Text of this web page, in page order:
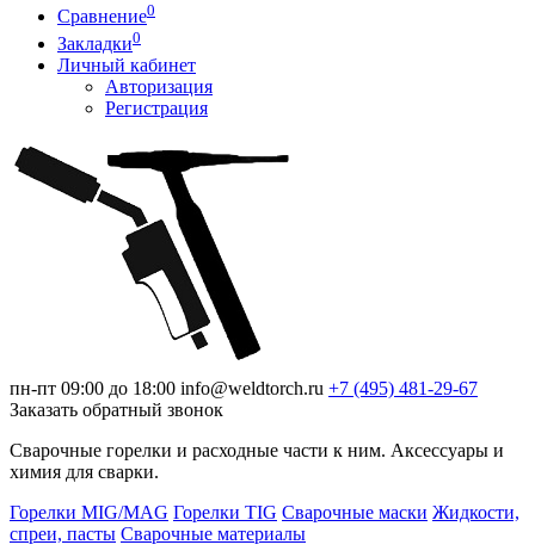
Сравнение0
Закладки0
Личный кабинет
Авторизация
Регистрация
пн-пт 09:00 до 18:00 info@weldtorch.ru +7 (495) 481-29-67
Заказать обратный звонок
Сварочные горелки и расходные части к ним. Аксессуары и
химия для сварки.
Горелки MIG/MAG Горелки TIG Сварочные маски Жидкости,
спреи, пасты Сварочные материалы